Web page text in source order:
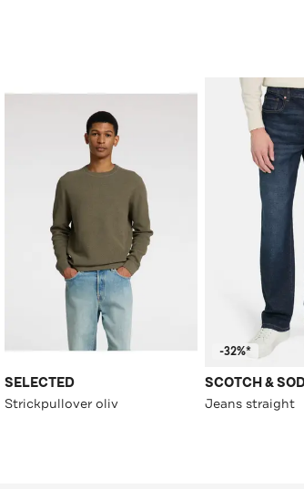
SELECTED
Strickpullover oliv
-32%*
SCOTCH &
Jeans straight